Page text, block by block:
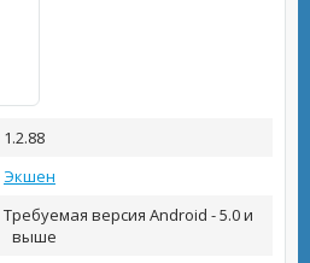
1.2.88
Экшен
Требуемая версия Android - 5.0 и
выше